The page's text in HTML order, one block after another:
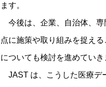
ます。
今後は、企業、自治体、専
点に施策や取り組みを捉え
についても検討を進めていき
JAST は、こうした医療デ